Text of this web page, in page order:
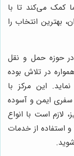
کمک می‌کند تا با
بهترین انتخاب را
حوزه حمل و نقل
در تلاش بوده
این مرکز با
سفری ایمن و آسوده
لازم است با انواع
استفاده از خدمات